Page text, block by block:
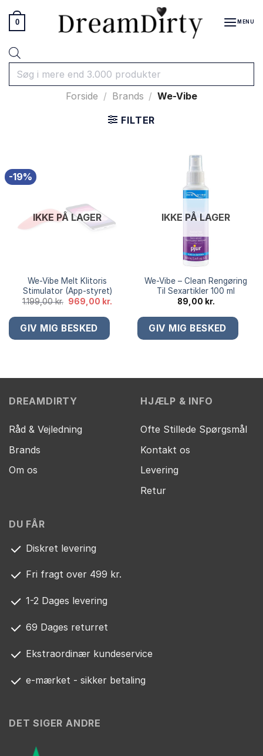
0 MENU
search
Forside / Brands / We-Vibe
FILTER
-19%
IKKE PÅ LAGER
We-Vibe Melt Klitoris
Stimulator (App-styret)
1.199,00kr. Den
oprindelige
pris
var:
1.199,00 kr..
969,00 kr.
969,00 kr..
IKKE PÅ LAGER
We-Vibe – Clean Rengøring
Til Sexartikler 100 ml
89,00 kr.
DREAMDIRTY
Råd & Vejledning
Brands
Om os
HJÆLP & INFO
Ofte Stillede Spørgsmål
Kontakt os
Levering
Retur
DU FÅR
Diskret levering
Fri fragt over 499 kr.
1-2 Dages levering
69 Dages returret
Ekstraordinær kundeservice
e-mærket - sikker betaling
DET SIGER ANDRE